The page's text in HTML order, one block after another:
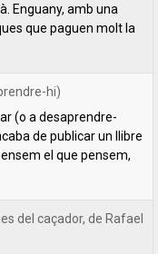
el que pensem,
del caçador, de Rafael
de la novel·la
de Rafael Chirbes, a
Ambra Llibres (Av.
la Fira del